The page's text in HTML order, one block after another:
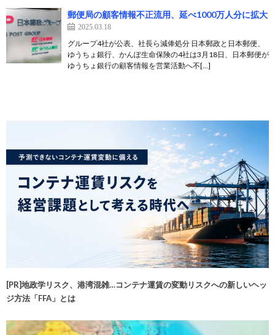
郵便局の顧客情報不正流用、延べ1000万人分に拡大
2025.03.18
グループ4社が公表、社長ら減俸処分 日本郵政と日本郵便、
ゆうちょ銀行、かんぽ生命保険の4社は3月18日、日本郵便が
ゆうちょ銀行の顧客情報を営業活動へ不[…]
[PR]地政学リスク、港湾混雑…コンテナ運賃の変動リスクへの新しいヘッ
ジ方法「FFA」とは